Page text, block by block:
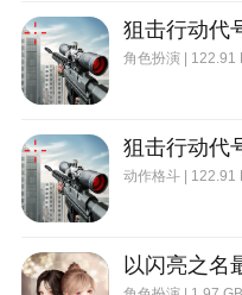
狙击行动代
角色扮演 | 122.91
狙击行动代
动作格斗 | 122.91
以闪亮之名